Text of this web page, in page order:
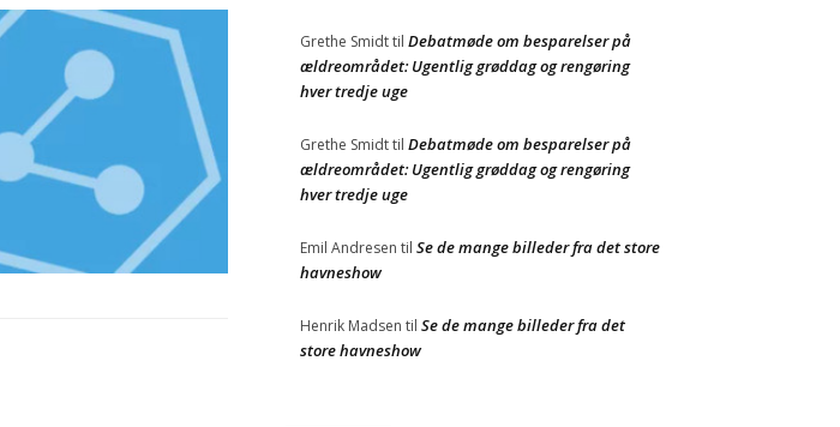
Grethe Smidttil Debatmøde om besparelser på
ældreområdet: Ugentlig grøddag og rengøring
hver tredje uge
Grethe Smidttil Debatmøde om besparelser på
ældreområdet: Ugentlig grøddag og rengøring
hver tredje uge
Emil Andresen til Se de mange billeder fra det store
havneshow
Henrik Madsen til Se de mange billeder fra det
store havneshow